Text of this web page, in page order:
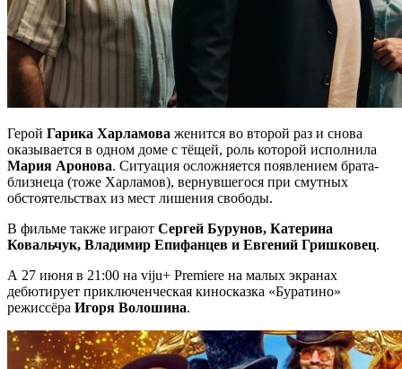
Герой Гарика Харламова женится во второй раз и снова
оказывается в одном доме с тёщей, роль которой исполнила
Мария Аронова. Ситуация осложняется появлением брата-
близнеца (тоже Харламов), вернувшегося при смутных
обстоятельствах из мест лишения свободы.
В фильме также играют Сергей Бурунов, Катерина
Ковальчук, Владимир Епифанцев и Евгений Гришковец.
А 27 июня в 21:00 на viju+ Premiere на малых экранах
дебютирует приключенческая киносказка «Буратино»
режиссёра Игоря Волошина.